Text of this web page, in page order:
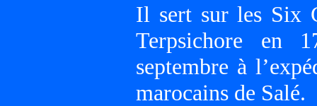
Il sert sur les Six
Terpsichore en
septembre à
marocains de Salé.